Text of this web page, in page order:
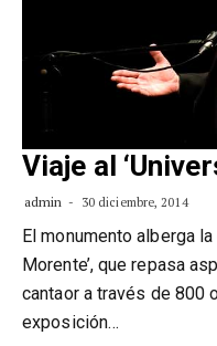
Viaje al
admin 30 diciembre, 2014
El monumento alberga
Morente’, que repasa
cantaor a través de 800
exposición…